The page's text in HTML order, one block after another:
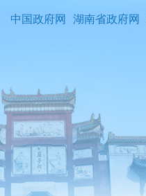
中国政府网 湖南省政府网